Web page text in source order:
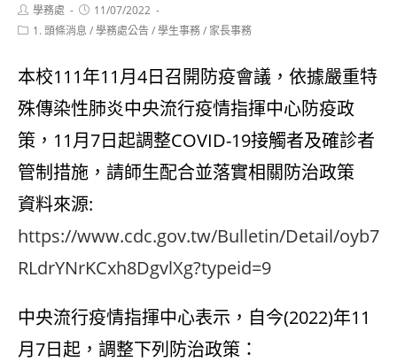
Post
author:
學務處
Post
published:
11/07/2022
Post1. 頭條消息 /學務處公告/學生事務/ 家長事務
本校111年11月4日召開防疫會議，依據嚴重特
殊傳染性肺炎中央流行疫情指揮中心防疫政
策，11月7日起調整COVID-19接觸者及確診者
管制措施，請師生配合並落實相關防治政策
資料來源:
https://www.cdc.gov.tw/Bulletin/Detail/oyb7
RLdrYNrKCxh8DgvlXg?typeid=9
中央流行疫情指揮中心表示，自今(2022)年11
月7日起，調整下列防治政策：